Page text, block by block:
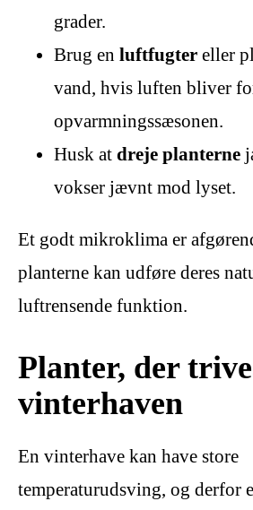
grader.
Brug en luftfugter eller
vand, hvis luften bliver
opvarmningssæsonen.
Husk at dreje planterne
vokser jævnt mod lyset.
Et godt mikroklima er
planterne kan udføre deres
luftrensende funktion.
Planter, der
vinterhaven
En vinterhave kan have store
temperaturudsving, og derfor